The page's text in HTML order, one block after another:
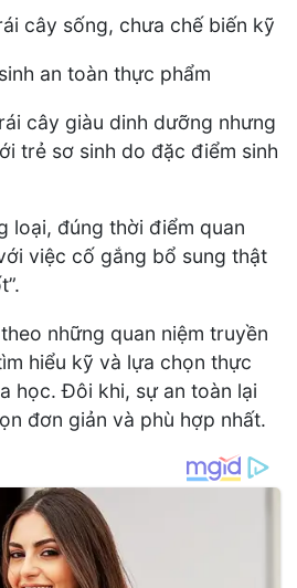
cây sống, chưa chế biến kỹ
an toàn thực phẩm
cây giàu dinh dưỡng nhưng
trẻ sơ sinh do đặc điểm sinh
loại, đúng thời điểm quan
việc cố gắng bổ sung thật
những quan niệm truyền
hiểu kỹ và lựa chọn thực
học. Đôi khi, sự an toàn lại
đơn giản và phù hợp nhất.